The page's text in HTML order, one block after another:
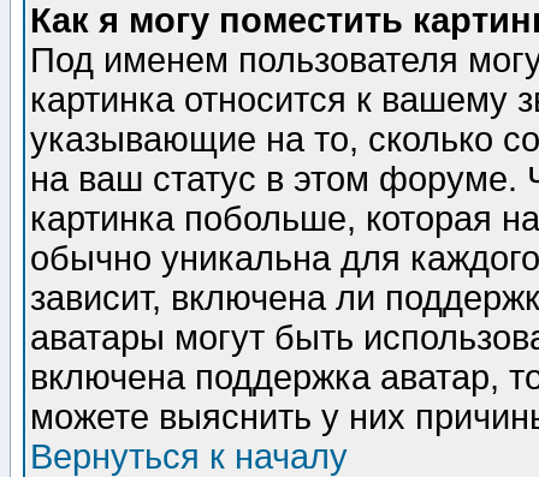
Как я могу поместить
Под именем пользователя
картинка относится к вашему
указывающие на то, сколько
на ваш статус в этом форуме.
картинка побольше, которая
обычно уникальна для
зависит, включена ли
аватары могут быть
включена поддержка аватар,
можете выяснить у них
Вернуться к началу